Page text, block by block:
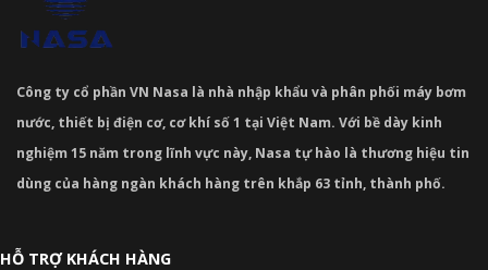
Công ty cổ phần VN Nasa là nhà nhập khẩu và phân phối máy bơm
nước, thiết bị điện cơ, cơ khí số 1 tại Việt Nam. Với bề dày kinh
nghiệm 15 năm trong lĩnh vực này, Nasa tự hào là thương hiệu tin
dùng của hàng ngàn khách hàng trên khắp 63 tỉnh, thành phố.
HỖ TRỢ KHÁCH HÀNG